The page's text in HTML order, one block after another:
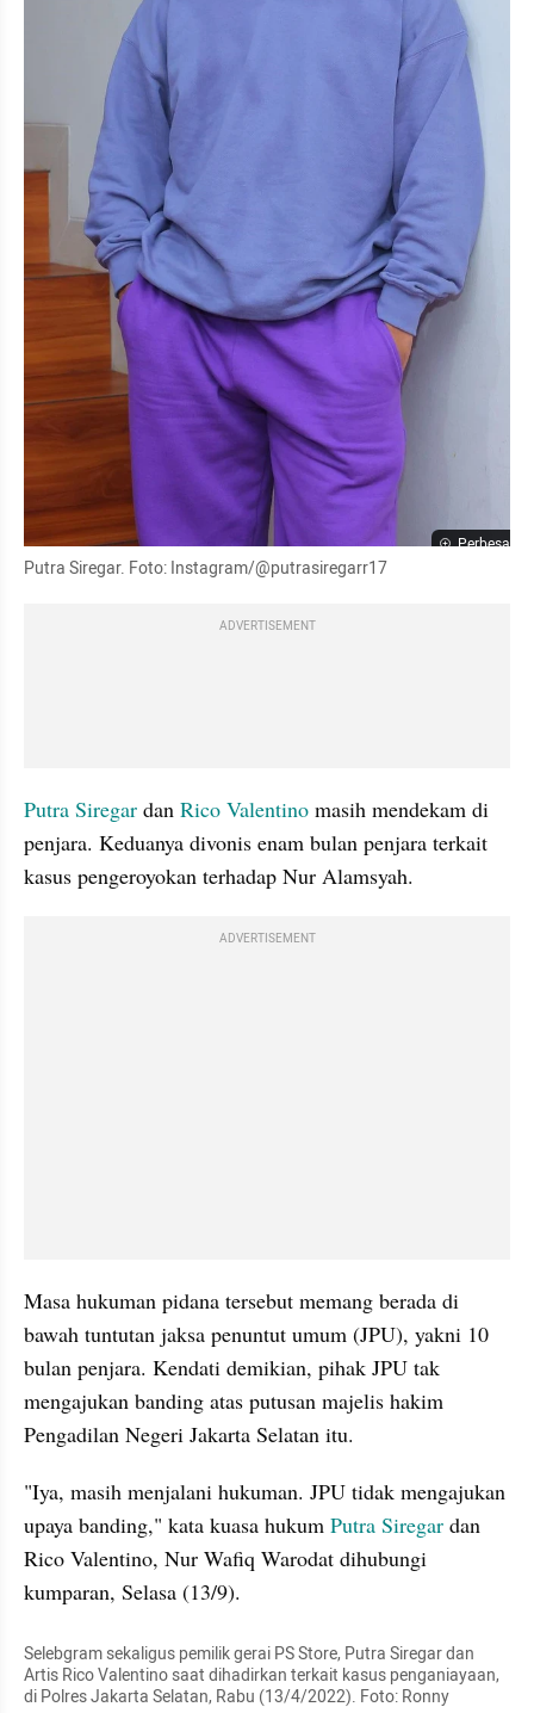
Perbesar
Putra Siregar. Foto: Instagram/@putrasiregarr17
ADVERTISEMENT
Putra Siregar dan Rico Valentino masih mendekam di
penjara. Keduanya divonis enam bulan penjara terkait
kasus pengeroyokan terhadap Nur Alamsyah.
ADVERTISEMENT
Masa hukuman pidana tersebut memang berada di
bawah tuntutan jaksa penuntut umum (JPU), yakni 10
bulan penjara. Kendati demikian, pihak JPU tak
mengajukan banding atas putusan majelis hakim
Pengadilan Negeri Jakarta Selatan itu.
"Iya, masih menjalani hukuman. JPU tidak mengajukan
upaya banding," kata kuasa hukum Putra Siregar dan
Rico Valentino, Nur Wafiq Warodat dihubungi
kumparan, Selasa (13/9).
Selebgram sekaligus pemilik gerai PS Store, Putra Siregar dan
Artis Rico Valentino saat dihadirkan terkait kasus penganiayaan,
di Polres Jakarta Selatan, Rabu (13/4/2022). Foto: Ronny